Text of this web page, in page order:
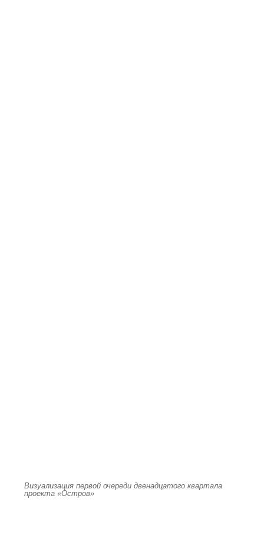
Визуализация первой очереди двенадцатого квартала
проекта «Остров»